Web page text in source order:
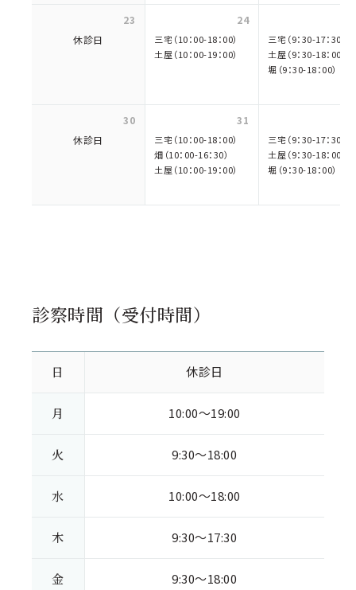
23
休診日
24
三宅（10：00-18：00）
土屋（10：00-19：00）
三宅（9：30-17：30）
土屋（9：30-18：00）
堀（9：30-18：00）
30
休診日
31
三宅（10：00-18：00）
畑（10：00-16：30）
土屋（10：00-19：00）
三宅（9：30-17：30）
土屋（9：30-18：00）
堀（9：30-18：00）
診察時間（受付時間）
日
月
火
水
木
金
休診日
10:00～19:00
9:30～18:00
10:00～18:00
9:30～17:30
9:30～18:00